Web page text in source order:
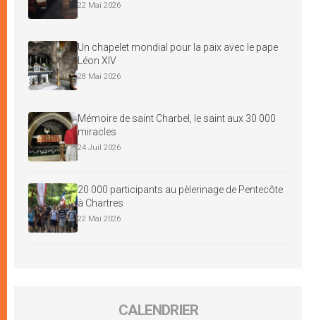
22 Mai 2026
Un chapelet mondial pour la paix avec le pape
Léon XIV
28 Mai 2026
Mémoire de saint Charbel, le saint aux 30 000
miracles
24 Juil 2026
20 000 participants au pèlerinage de Pentecôte
à Chartres
22 Mai 2026
CALENDRIER